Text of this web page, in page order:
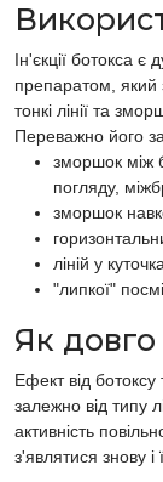
Ін'єкції ботокса є
препаратом, який
тонкі лінії та
Переважно його
зморшок між
погляду,
зморшок
ліній у
"липкої"
Як
Ефект від ботоксу
залежно від типу
активність
з'являтися знову і